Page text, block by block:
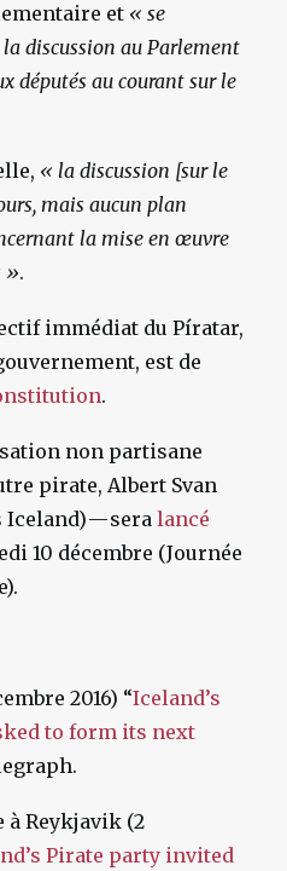
et « se
discussion au Parlement
députés au courant sur le
« la discussion [sur le
mais aucun plan
la mise en œuvre
».
immédiat du Píratar,
est de
.
non partisane
pirate, Albert Svan
Iceland) — sera lancé
10 décembre (Journée
2016) “Iceland’s
to form its next
à Reykjavik (2
Pirate party invited